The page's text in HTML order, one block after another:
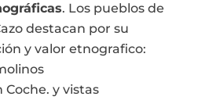
. Los pueblos de
destacan por su
y valor etnografico:
Coche. y vistas